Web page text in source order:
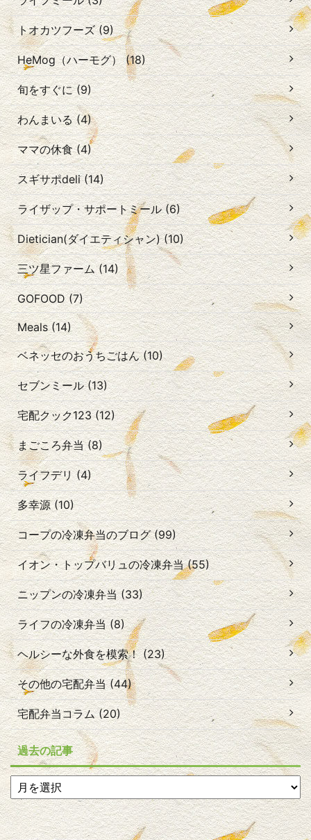
トオカツフーズ (9)
HeMog（ハーモグ） (18)
旬をすぐに (9)
わんまいる (4)
ママの休食 (4)
スギサポdeli (14)
ライザップ・サポートミール (6)
Dietician(ダイエティシャン) (10)
三ツ星ファーム (14)
GOFOOD (7)
Meals (14)
ベネッセのおうちごはん (10)
セブンミール (13)
宅配クック123 (12)
まごころ弁当 (8)
ライフデリ (4)
多幸源 (10)
コープの冷凍弁当のブログ (99)
イオン・トップバリュの冷凍弁当 (55)
ニップンの冷凍弁当 (33)
ライフの冷凍弁当 (8)
ヘルシーな外食を模索！ (23)
その他の宅配弁当 (44)
宅配弁当コラム (20)
過去の記事